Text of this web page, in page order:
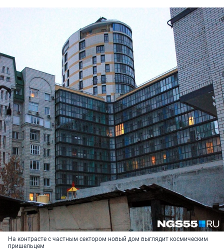
На контрасте с частным сектором новый дом выглядит космическим
пришельцем